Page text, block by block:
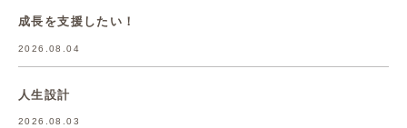
成長を支援したい！
2026.08.04
人生設計
2026.08.03